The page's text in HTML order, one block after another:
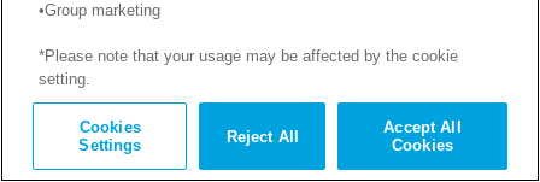
2025年09月05日
第205回：『会社四季報 業界地図
2026年版』
•Group marketing
*Please note that your usage may be affected by the cookie
setting.
Cookies
Settings
Reject All
Accept All
Cookies